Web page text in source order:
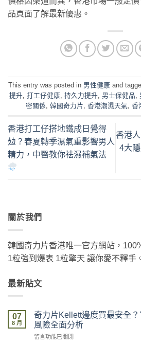
品頁面了解最新優惠。
This entry was posted in 男性健康 and
提升 打工仔健康 持久力提升 男士保健品
密關係 韓國奇力片 香港潮濕天氣 香
香港打工仔搭地鐵成日覺得
攰？春夏轉季濕氣重影響男人
精力，中醫教你祛濕補氣法
香港
4大
關於我們
韓國奇力片香港唯一官方網站，
1粒強到爆表 1粒擎天 讓你愛不釋手
最新貼文
07
8 月
奇力片Kellett邊度買最安全
風險全面分析
在
留言功能已關閉